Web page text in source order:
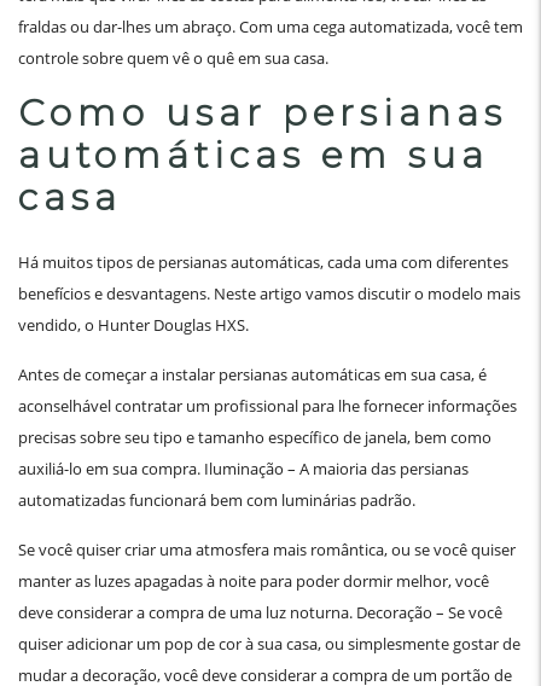
fraldas ou dar-lhes um abraço. Com uma cega automatizada, você tem
controle sobre quem vê o quê em sua casa.
Como usar persianas
automáticas em sua
casa
Há muitos tipos de persianas automáticas, cada uma com diferentes
benefícios e desvantagens. Neste artigo vamos discutir o modelo mais
vendido, o Hunter Douglas HXS.
Antes de começar a instalar persianas automáticas em sua casa, é
aconselhável contratar um profissional para lhe fornecer informações
precisas sobre seu tipo e tamanho específico de janela, bem como
auxiliá-lo em sua compra. Iluminação – A maioria das persianas
automatizadas funcionará bem com luminárias padrão.
Se você quiser criar uma atmosfera mais romântica, ou se você quiser
manter as luzes apagadas à noite para poder dormir melhor, você
deve considerar a compra de uma luz noturna. Decoração – Se você
quiser adicionar um pop de cor à sua casa, ou simplesmente gostar de
mudar a decoração, você deve considerar a compra de um portão de